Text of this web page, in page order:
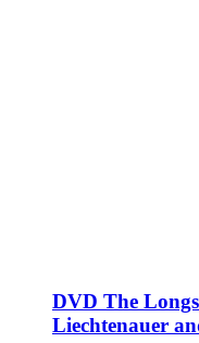
DVD The
Liechtenauer